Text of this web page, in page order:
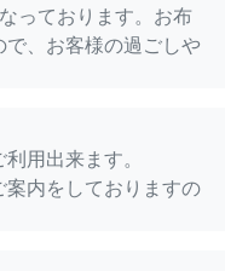
っております。お布
、お客様の過ごしや
用出来ます。
内をしておりますの